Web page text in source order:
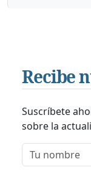
Recibe
Suscríbete
sobre la